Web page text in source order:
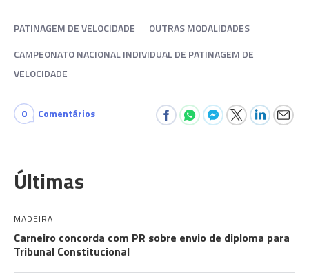
PATINAGEM DE VELOCIDADE
OUTRAS MODALIDADES
CAMPEONATO NACIONAL INDIVIDUAL DE PATINAGEM DE
VELOCIDADE
0 Comentários
Últimas
MADEIRA
Carneiro concorda com PR sobre envio de diploma para
Tribunal Constitucional